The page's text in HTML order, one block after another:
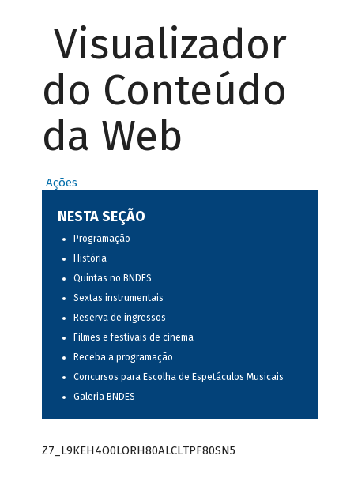
Visualizador
do Conteúdo
da Web
Ações
NESTA SEÇÃO
Programação
História
Quintas no BNDES
Sextas instrumentais
Reserva de ingressos
Filmes e festivais de cinema
Receba a programação
Concursos para Escolha de Espetáculos Musicais
Galeria BNDES
Z7_L9KEH4O0LORH80ALCLTPF80SN5